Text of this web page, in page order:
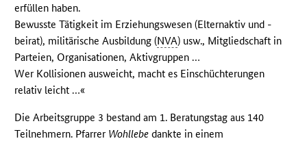
erfüllen haben.
Bewusste Tätigkeit im Erziehungswesen (Elternaktiv und -
beirat), militärische Ausbildung (NVA) usw., Mitgliedschaft in
Parteien, Organisationen, Aktivgruppen …
Wer Kollisionen ausweicht, macht es Einschüchterungen
relativ leicht …«
Die Arbeitsgruppe 3 bestand am 1. Beratungstag aus 140
Teilnehmern. Pfarrer Wohllebe dankte in einem